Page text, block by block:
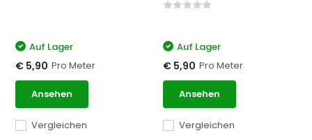
Vergleichen
Auf Lager
€ 5,90 Pro Meter
Ansehen
Vergleichen
Auf Lager
€ 5,90 Pro Meter
Ansehen